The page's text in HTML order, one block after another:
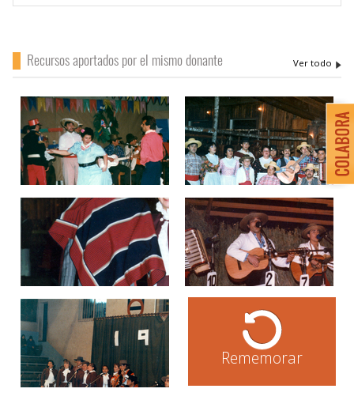
Recursos aportados por el mismo donante
Rememorar